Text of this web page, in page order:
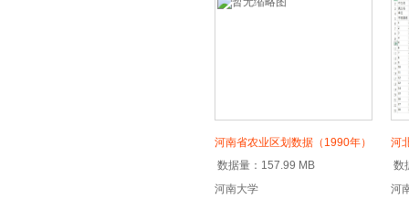
河南省农业区划数据（1990年）
数据量：157.99 MB
河南大学
河
（
数
河